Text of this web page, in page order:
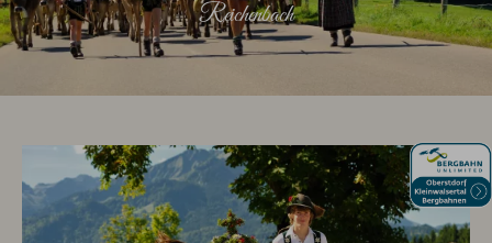
Willkommen
Ferienwohnung
Bewertungen
Anfrage
Anreise
Reichenbach